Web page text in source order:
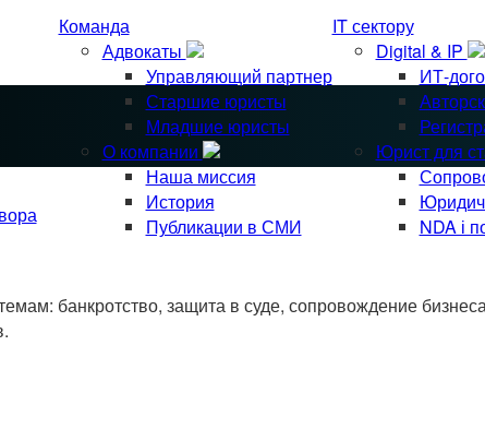
Команда
Адвокаты
Управляющий партнер
Старшие юристы
Младшие юристы
О компании
Наша миссия
История
Публикации в СМИ
IT сектору
Digital & IP
ИТ-
Юрист для
NDA і
банкротство, защита в суде, сопровождение